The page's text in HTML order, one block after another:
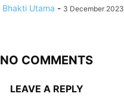
Bhakti Utama - 3 December 2023
NO COMMENTS
LEAVE A REPLY